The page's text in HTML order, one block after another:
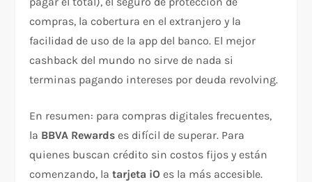
compras, la cobertura en el extranjero y la
facilidad de uso de la app del banco. El mejor
cashback del mundo no sirve de nada si
terminas pagando intereses por deuda revolving.
En resumen: para compras digitales frecuentes,
la BBVA Rewards es difícil de superar. Para
quienes buscan crédito sin costos fijos y están
comenzando, latarjeta iO es la más accesible.